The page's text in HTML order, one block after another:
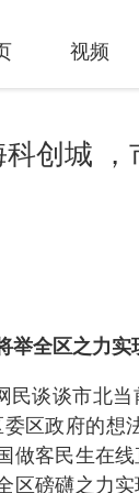
视频
创城
举全区之力
民谈谈市北
区政府的
做客民生在
区磅礴之力